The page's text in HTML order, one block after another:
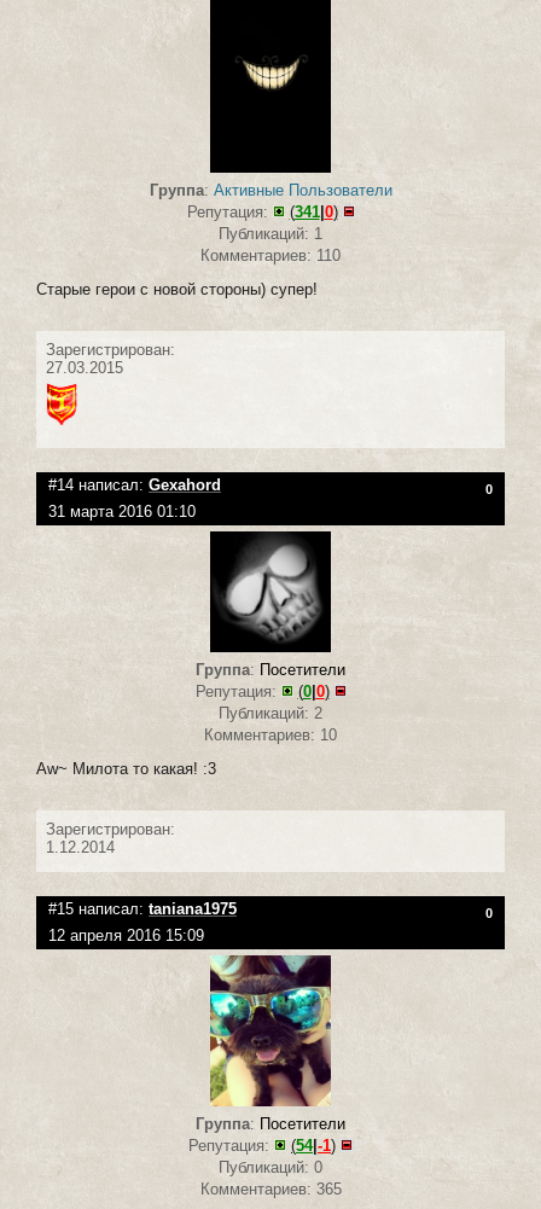
Группа: Активные Пользователи
Репутация:
(341| 0)
Публикаций: 1
Комментариев: 110
Старые герои с новой стороны) супер!
Зарегистрирован:
27.03.2015
#14 написал: Gexahord 0
31 марта 2016 01:10
Группа: Посетители
Репутация:
(0| 0)
Публикаций: 2
Комментариев: 10
Aw~ Милота то какая! :3
Зарегистрирован:
1.12.2014
#15 написал: taniana1975 0
12 апреля 2016 15:09
Группа: Посетители
Репутация:
(54| -1)
Публикаций: 0
Комментариев: 365